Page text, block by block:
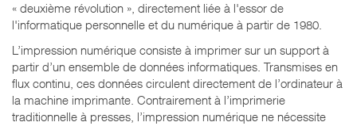
« deuxième révolution », directement liée à l'essor de
l'informatique personnelle et du numérique à partir de 1980.
L’impression numérique consiste à imprimer sur un support à
partir d’un ensemble de données informatiques. Transmises en
flux continu, ces données circulent directement de l’ordinateur à
la machine imprimante. Contrairement à l’imprimerie
traditionnelle à presses, l’impression numérique ne nécessite